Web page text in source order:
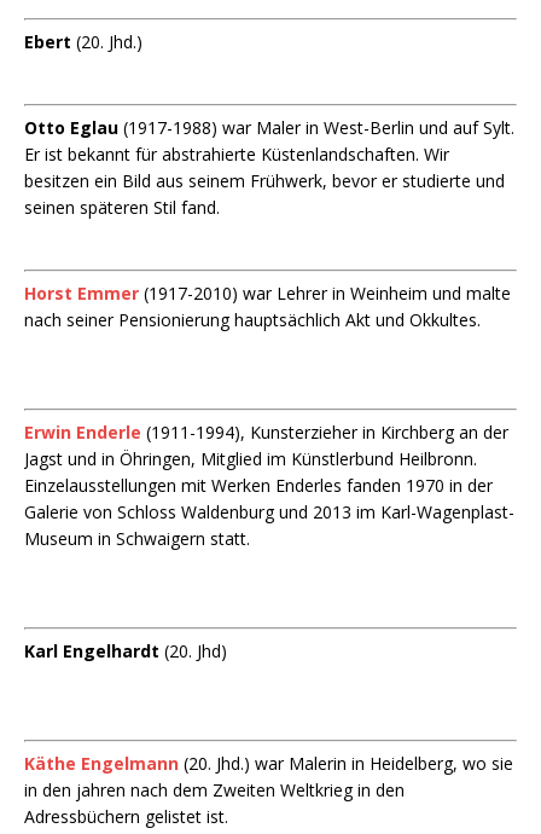
Ebert (20. Jhd.)
Otto Eglau (1917-1988) war Maler in West-Berlin und auf Sylt.
Er ist bekannt für abstrahierte Küstenlandschaften. Wir
besitzen ein Bild aus seinem Frühwerk, bevor er studierte und
seinen späteren Stil fand.
Horst Emmer (1917-2010) war Lehrer in Weinheim und malte
nach seiner Pensionierung hauptsächlich Akt und Okkultes.
Erwin Enderle (1911-1994), Kunsterzieher in Kirchberg an der
Jagst und in Öhringen, Mitglied im Künstlerbund Heilbronn.
Einzelausstellungen mit Werken Enderles fanden 1970 in der
Galerie von Schloss Waldenburg und 2013 im Karl-Wagenplast-
Museum in Schwaigern statt.
Karl Engelhardt (20. Jhd)
Käthe Engelmann (20. Jhd.) war Malerin in Heidelberg, wo sie
in den jahren nach dem Zweiten Weltkrieg in den
Adressbüchern gelistet ist.